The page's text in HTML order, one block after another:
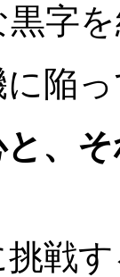
字
陥っ
、
戦